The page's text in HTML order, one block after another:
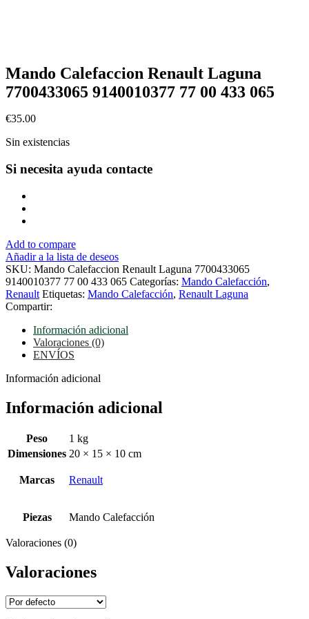
Mando Calefaccion Renault Laguna
7700433065 9140010377 77 00 433 065
€35.00
Sin existencias
Si necesita ayuda contacte
Add to compare
Añadir a la lista de deseos
SKU: Mando Calefaccion Renault Laguna 7700433065
9140010377 77 00 433 065 Categorías: Mando Calefacción,
Renault Etiquetas: Mando Calefacción, Renault Laguna
Compartir:
Información adicional
Valoraciones (0)
ENVÍOS
Información adicional
Información adicional
Peso
1 kg
Dimensiones 20 × 15 × 10 cm
Marcas Renault
Piezas Mando Calefacción
Valoraciones (0)
Valoraciones